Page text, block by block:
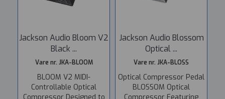
Jackson Audio Bloom V2
Black ...
Vare nr. JKA-BLOOM
BLOOM V2 MIDI-
Controllable Optical
Jackson Audio Blossom
Optical ...
Vare nr. JKA-BLOSS
Optical Compressor Pedal
BLOSSOM Optical